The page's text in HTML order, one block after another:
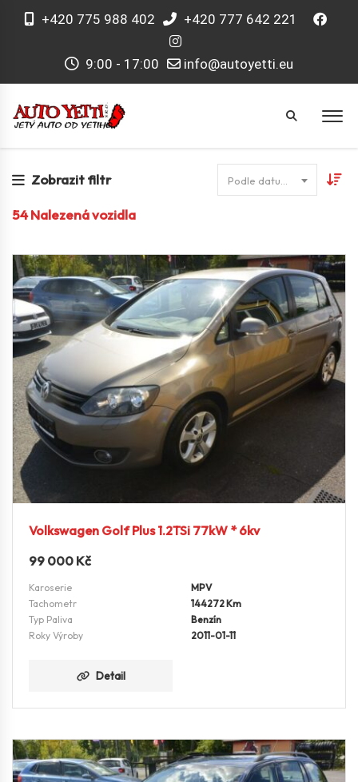
+420 775 988 402 +420 777 642 221
9:00 - 17:00 info@autoyetti.eu
Zobrazit filtr
54Nalezená vozidla
Volkswagen Golf Plus 1.2TSi 77kW * 6kv
99 000 Kč
Karoserie
MPV
Tachometr
144272 Km
Typ Paliva
Benzín
Roky Výroby
2011-01-11
Detail